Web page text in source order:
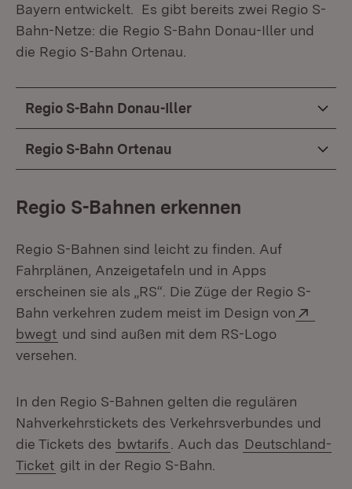
Bayern entwickelt. Es gibt bereits zwei Regio S-
Bahn-Netze: die Regio S-Bahn Donau-Iller und
die Regio S-Bahn Ortenau.
Regio S-Bahn Donau-Iller
Regio S-Bahn Ortenau
Regio S-Bahnen erkennen
Regio S-Bahnen sind leicht zu finden. Auf
Fahrplänen, Anzeigetafeln und in Apps
erscheinen sie als „RS“. Die Züge der Regio S-
Bahn verkehren zudem meist im Design von
bwegt (Öffnet in neuem Fenster)
und sind außen mit dem RS-Logo
versehen.
In den Regio S-Bahnen gelten die regulären
Nahverkehrstickets des Verkehrsverbundes und
die Tickets des bwtarifs . Auch das Deutschland-
Ticket gilt in der Regio S-Bahn.